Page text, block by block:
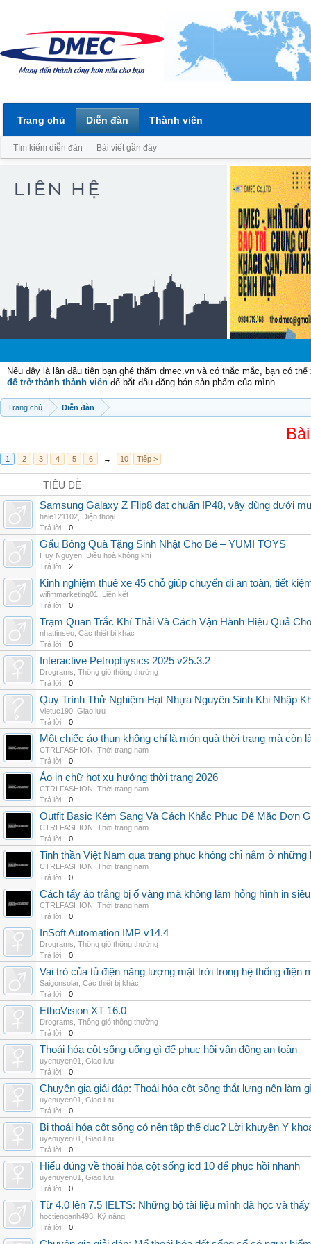
Nếu đây là lần đầu tiên bạn ghé thăm dmec.vn và có thắc mắc, bạn có
để trở thành thành viên để bắt đầu đăng bán sản phẩm của mình.
Trang chủ Diễn đàn
1 2 3 4 5 6 → 10 Tiếp >
TIÊU ĐỀ
Samsung Galaxy Z Flip8 đạt chuẩn IP48, vậy dùng dưới
hale121102 Điện thoại
Trả lời:
0
Gấu Bông Quà Tặng Sinh Nhật Cho Bé – YUMI TOYS
Huy Nguyen Điều hoà không khí
Trả lời:
2
Kinh nghiệm thuê xe 45 chỗ giúp chuyến đi an toàn, tiết
wifimmarketing01
Liên kết
Trả lời:
0
Trạm Quan Trắc Khí Thải Và Cách Vận Hành Hiệu Quả
nhattinseo Các thiết bị khác
Trả lời:
0
Interactive Petrophysics 2025 v25.3.2
Drograms Thông gió thông thường
Trả lời:
0
Quy Trình Thử Nghiệm Hạt Nhựa Nguyên Sinh Khi Nhập
Vietuc190 Giao lưu
Trả lời:
0
Một chiếc áo thun không chỉ là món quà thời trang mà
CTRLFASHION Thời trang nam
Trả lời:
0
Áo in chữ hot xu hướng thời trang 2026
CTRLFASHION Thời trang nam
Trả lời:
0
Outfit Basic Kém Sang Và Cách Khắc Phục Để Mặc Đơn
CTRLFASHION Thời trang nam
Trả lời:
0
Tinh thần Việt Nam qua trang phục không chỉ nằm ở
CTRLFASHION Thời trang nam
Trả lời:
0
Cách tẩy áo trắng bị ố vàng mà không làm hỏng hình in
CTRLFASHION Thời trang nam
Trả lời:
0
InSoft Automation IMP v14.4
Drograms Thông gió thông thường
Trả lời:
0
Vai trò của tủ điện năng lượng mặt trời trong hệ thống điện
Saigonsolar, Các thiết bị khác
Trả lời:
0
EthoVision XT 16.0
Drograms Thông gió thông thường
Trả lời:
0
Thoái hóa cột sống uống gì để phục hồi vận động an toàn
uyenuyen01
Giao lưu
Trả lời:
0
Chuyên gia giải đáp: Thoái hóa cột sống thắt lưng nên làm
uyenuyen01
Giao lưu
Trả lời:
0
Bị thoái hóa cột sống có nên tập thể dục? Lời khuyên Y
uyenuyen01
Giao lưu
Trả lời:
0
Hiểu đúng về thoái hóa cột sống icd 10 để phục hồi nhanh
uyenuyen01
Giao lưu
Trả lời:
0
Từ 4.0 lên 7.5 IELTS: Những bộ tài liệu mình đã học và
hoctienganh493 Kỹ năng
Trả lời:
0
Trang chủ Diễn đàn
Tìm kiếm diễn đàn Bài viết gần đây
Thành viên